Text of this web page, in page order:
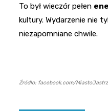
To był wieczór pełen
kultury. Wydarzenie nie
niezapomniane chwile.
Źródło: facebook.com/